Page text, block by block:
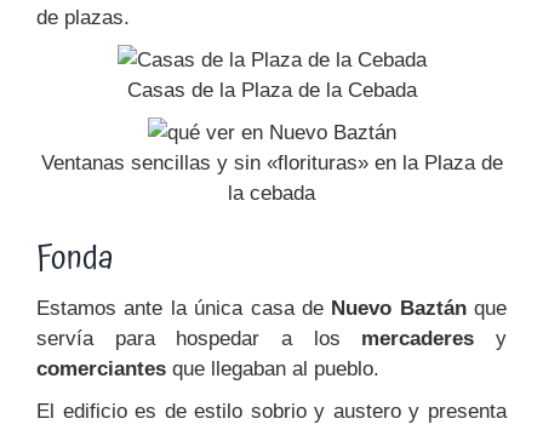
de plazas.
Casas de la Plaza de la Cebada
Ventanas sencillas y sin «florituras» en la Plaza de
la cebada
Fonda
Estamos ante la única casa de Nuevo Baztánque
servía para hospedar a los mercaderes y
comerciantes que llegaban al pueblo.
El edificio es de estilo sobrio y austero y presenta